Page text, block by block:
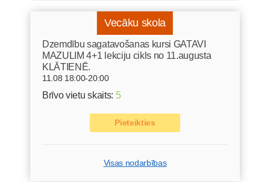
Vecāku skola
Dzemdību sagatavošanas kursi GATAVI
MAZULIM 4+1 lekciju cikls no 11.augusta
KLĀTIENĒ.
11.08 18:00-20:00
Brīvo vietu skaits: 5
Pieteikties
Visas nodarbības